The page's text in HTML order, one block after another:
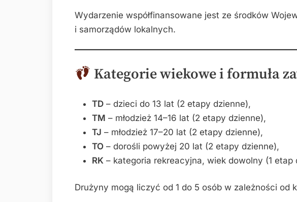
Wydarzenie współfinansowane jest ze środków
i samorządów lokalnych.
Kategorie wiekowe i formuła
TD – dzieci do 13 lat (2 etapy dzienne),
TM – młodzież 14–16 lat (2 etapy dzienne),
TJ – młodzież 17–20 lat (2 etapy dzienne),
TO – dorośli powyżej 20 lat (2 etapy dzienne),
RK – kategoria rekreacyjna, wiek dowolny (1 etap
Drużyny mogą liczyć od 1 do 5 osób w zależności od